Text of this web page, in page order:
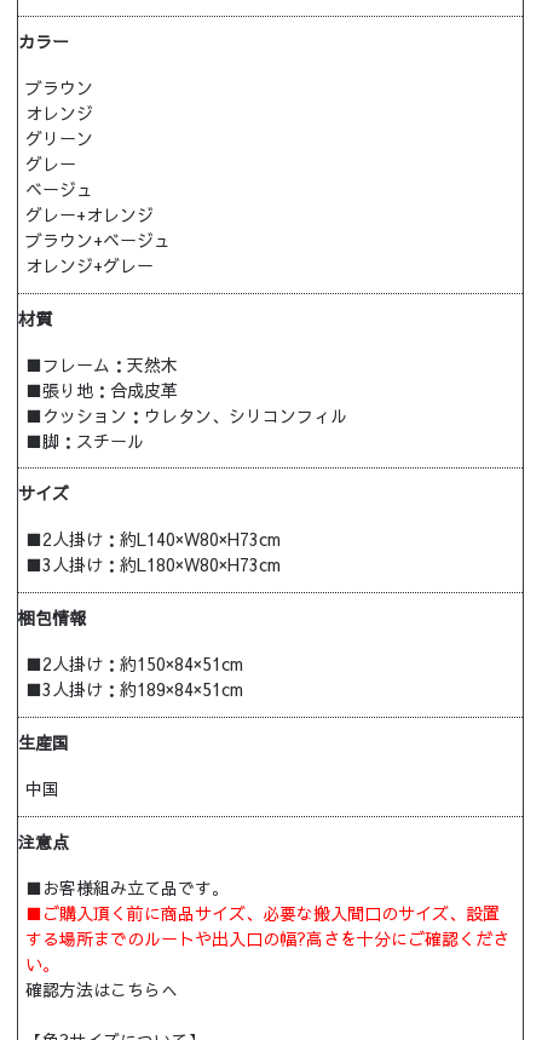
カラー
ブラウン
オレンジ
グリーン
グレー
ベージュ
グレー+オレンジ
ブラウン+ベージュ
オレンジ+グレー
材質
■フレーム：天然木
■張り地：合成皮革
■クッション：ウレタン、シリコンフィル
■脚：スチール
サイズ
■2人掛け：約L140×W80×H73cm
■3人掛け：約L180×W80×H73cm
梱包情報
■2人掛け：約150×84×51cm
■3人掛け：約189×84×51cm
生産国
中国
注意点
■お客様組み立て品です。
■ご購入頂く前に商品サイズ、必要な搬入間口のサイズ、設置
する場所までのルートや出入口の幅?高さを十分にご確認くださ
い。
確認方法はこちらへ